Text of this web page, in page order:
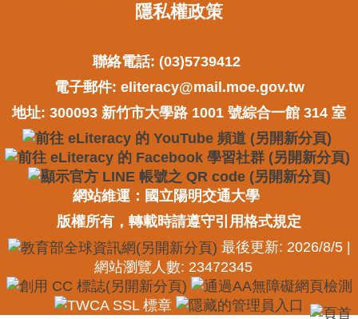
隱私權政策
聯絡電話: (03)5739412
電子郵件: eliteracy@mail.moe.gov.tw
地址: 300093 新竹市大學路 1001 號綜合一館 314 室
網站維運：國立陽明交通大學
版權所有，轉載時請遵守引用格式規定
最後更新: 2026/8/5 |
網站瀏覽人數: 23472345